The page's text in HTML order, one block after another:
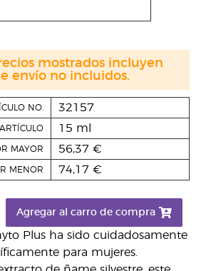
Plus ha sido cuidadosamente
para mujeres.
NO. 32157
ARTÍCULO 15 ml
MAYOR 56,37 €
MENOR 74,17 €
Agregar al carro de compra
mostrados incluyen
envío no incluidos.